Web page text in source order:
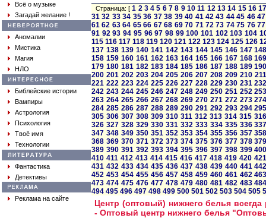
Всё о музыке
Загадай желание !
Аномалии
Мистика
Магия
НЛО
Библейские истории
Вампиры
Астрология
Психология
Твоё имя
Технологии
Фантастика
Детективы
Реклама на сайте
Страница: [1 2 3 4 5 6 7 8 9 10 11 12 13 14 15 16
31 32 33 34 35 36 37 38 39 40 41 42 43 44 45 46 47
61 62 63 64 65 66 67 68 69 70 71 72 73 74 75 76 77
91 92 93 94 95 96 97 98 99 100 101 102 103 104
115 116 117 118 119 120 121 122 123 124 125 126
137 138 139 140 141 142 143 144 145 146 147
158 159 160 161 162 163 164 165 166 167 168
179 180 181 182 183 184 185 186 187 188 189
200 201 202 203 204 205 206 207 208 209 210 211
221 222 223 224 225 226 227 228 229 230 231
242 243 244 245 246 247 248 249 250 251 252
263 264 265 266 267 268 269 270 271 272 273
284 285 286 287 288 289 290 291 292 293 294
305 306 307 308 309 310 311 312 313 314 315 316
326 327 328 329 330 331 332 333 334 335 336
347 348 349 350 351 352 353 354 355 356 357
368 369 370 371 372 373 374 375 376 377 378
389 390 391 392 393 394 395 396 397 398 399
410 411 412 413 414 415 416 417 418 419 420 421
431 432 433 434 435 436 437 438 439 440 441
452 453 454 455 456 457 458 459 460 461 462
473 474 475 476 477 478 479 480 481 482 483
494 495 496 497 498 499 500 501 502 503 504 505
Центр (оптовый) нижнего белья
- Оптовый центр нижнего белья